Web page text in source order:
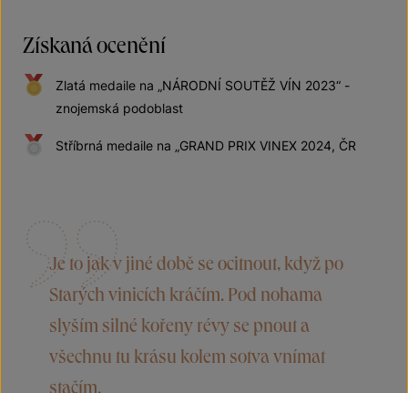
Získaná ocenění
Zlatá medaile na „NÁRODNÍ SOUTĚŽ VÍN 2023“ -
znojemská podoblast
Stříbrná medaile na „GRAND PRIX VINEX 2024, ČR
Je to jak v jiné době se ocitnout, když po
Starých vinicích kráčím. Pod nohama
slyším silné kořeny révy se pnout a
všechnu tu krásu kolem sotva vnímat
stačím.